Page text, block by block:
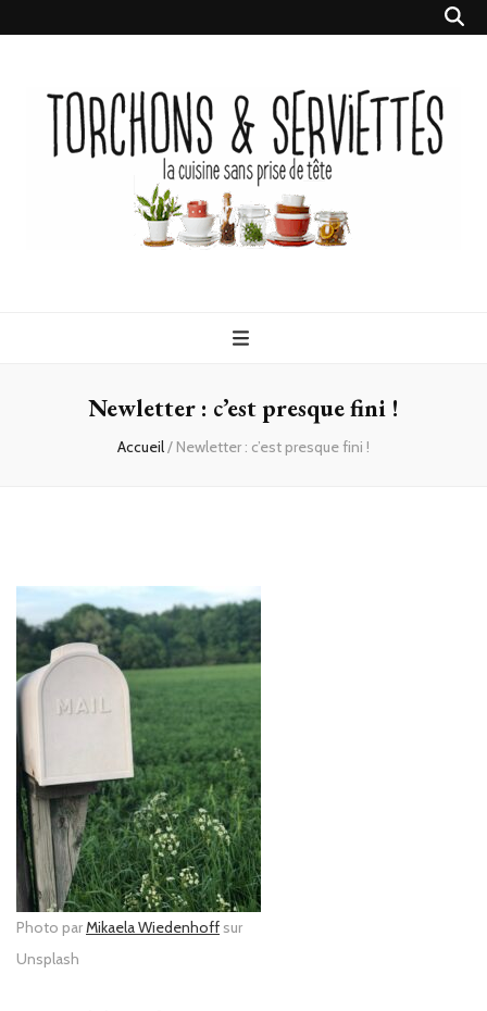
Serviettes
Newletter : c’est presque fini !
Accueil/ Newletter : c’est presque fini !
Photo parMikaela Wiedenhoff sur
Unsplash